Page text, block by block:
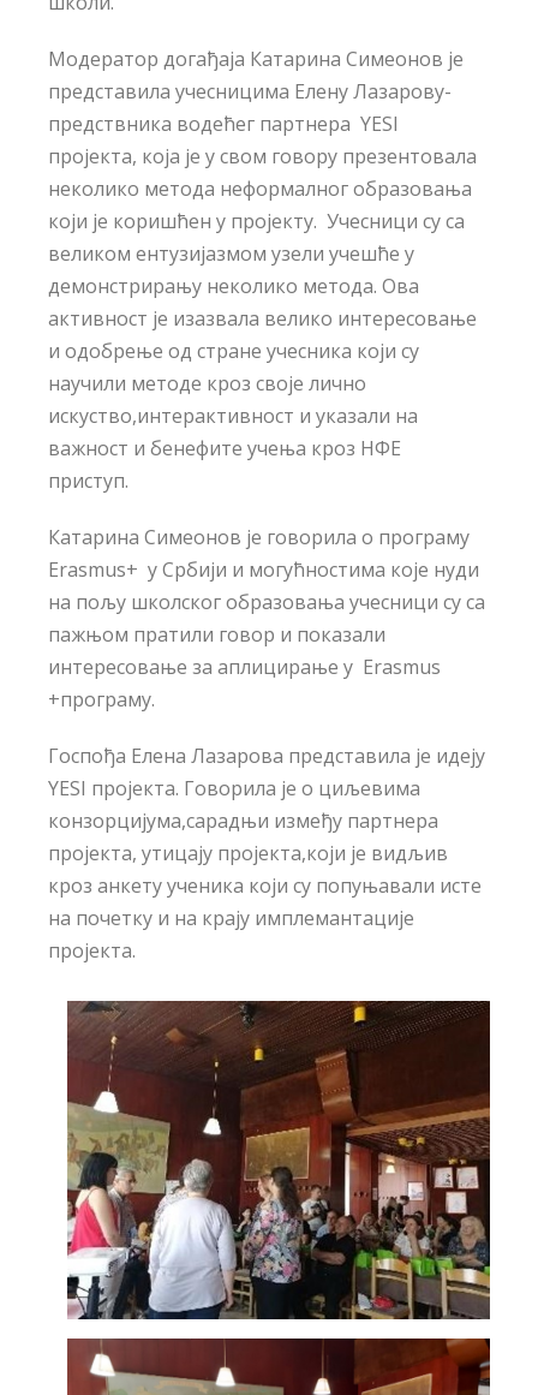
Модератор догађаја Катарина Симеонов је
представила учесницима Елену Лазарову-
предствника водећег партнера YESI
пројекта, која је у свом говору презентовала
неколико метода неформалног образовања
који је коришћен у пројекту. Учесници су са
великом ентузијазмом узели учешће у
демонстрирању неколико метода. Ова
активност је изазвала велико интересовање
и одобрење од стране учесника који су
научили методе кроз своје лично
искуство,интерактивност и указали на
важност и бенефите учења кроз НФЕ
приступ.
Катарина Симеонов је говорила о програму
Erasmus+ у Србији и могућностима које нуди
на пољу школског образовања учесници су са
пажњом пратили говор и показали
интересовање за аплицирање у Erasmus
+програму.
Госпођа Елена Лазарова представила је идеју
YESI пројекта. Говорила је о циљевима
конзорцијума,сарадњи између партнера
пројекта, утицају пројекта,који је видљив
кроз анкету ученика који су попуњавали исте
на почетку и на крају имплемантације
пројекта.